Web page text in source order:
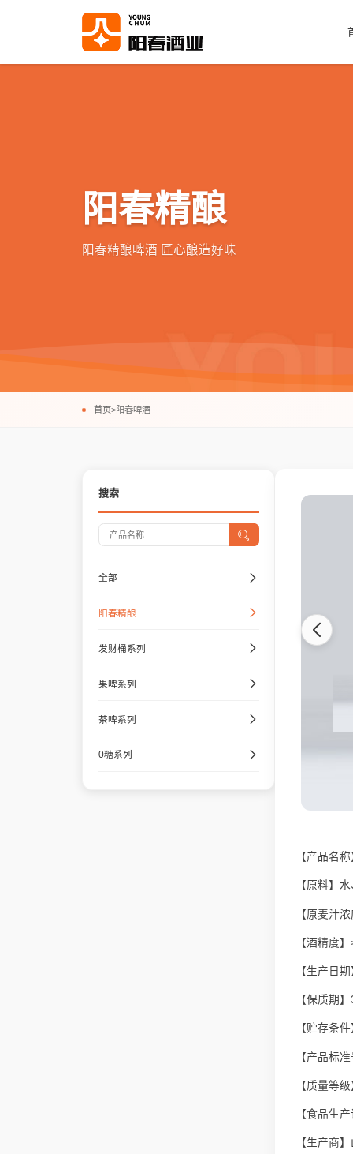
阳春精酿
阳春精酿啤酒 匠心酿造好味
首页>阳春啤酒
搜索
全部
阳春精酿
发财桶系列
果啤系列
茶啤系列
0糖系列
【产品名
【原料】
【原麦汁
【酒精度
【生产日
【保质期
【贮存条
【产品标
【质量等
【食品生
【生产商】